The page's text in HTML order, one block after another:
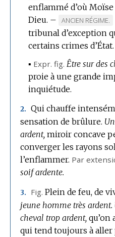
enflammé d’où
Dieu. –
MARQUE
DE
DOMAINE
ANCIEN RÉGIME.
tribunal d’exception
certains crimes d’État.
▪ Expr. fig. Être sur des
proie à une grande
inquiétude.
2. Qui chauffe
sensation de brûlure.
ardent, miroir concave
converger les rayons
l’enflammer. Par
soif ardente.
3. Fig. Plein de feu, de
jeune homme très ardent.
cheval trop ardent, qu’on
qui tend toujours à aller